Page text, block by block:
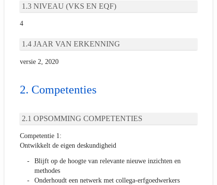
NIVEAU (VKS EN EQF)
4
JAAR VAN ERKENNING
versie 2, 2020
Competenties
OPSOMMING COMPETENTIES
Competentie 1:
Ontwikkelt de eigen deskundigheid
Blijft op de hoogte van relevante nieuwe inzichten en
methodes
Onderhoudt een netwerk met collega-erfgoedwerkers